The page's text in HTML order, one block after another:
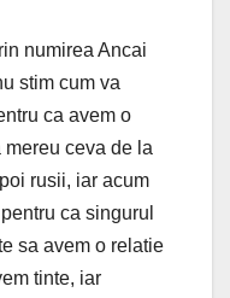
numirea Ancai
stim cum va
ca avem o
ceva de la
rusii, iar acum
ca singurul
sa avem o relatie
tinte, iar